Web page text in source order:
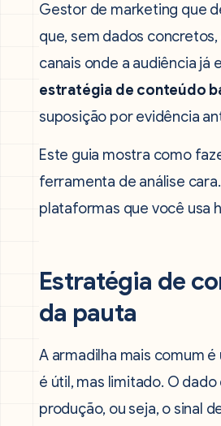
Gestor de marketing que
que, sem dados
canais onde a audiência já
estratégia de conteúdo
suposição por evidência
Este guia mostra como
ferramenta de análise
plataformas que você usa
Estratégia de
da pauta
A armadilha mais comum
é útil, mas limitado. O
produção, ou seja, o sinal